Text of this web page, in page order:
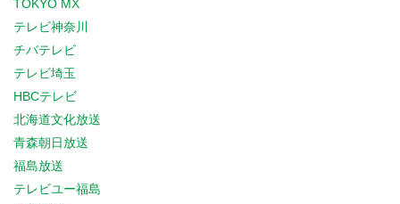
TOKYO MX
テレビ神奈川
チバテレビ
テレビ埼玉
HBCテレビ
北海道文化放送
青森朝日放送
福島放送
テレビユー福島